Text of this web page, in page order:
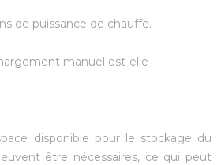
de puissance de chauffe.
manuel est-elle
disponible pour le stockage du
être nécessaires, ce qui peut